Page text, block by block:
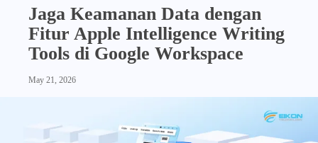
Jaga Keamanan Data dengan
Fitur Apple Intelligence Writing
Tools di Google Workspace
May 21, 2026